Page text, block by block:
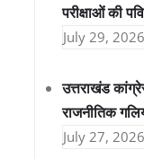
परीक्षाओं की
July 29, 2026
उत्तराखंड
राजनीतिक
July 27, 2026